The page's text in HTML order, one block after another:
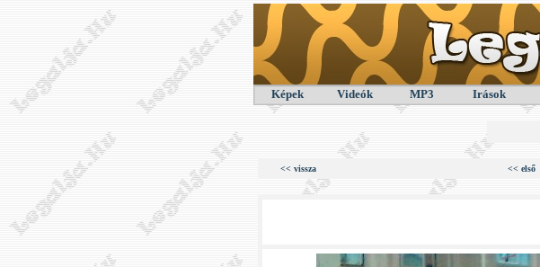
Képek Videók MP3 Irások
<< vissza << első